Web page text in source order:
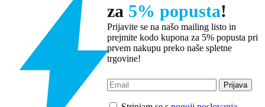
za 5% popusta!
Prijavite se na našo mailing listo in
prejmite kodo kupona za 5% popusta pri
prvem nakupu preko naše spletne
trgovine!